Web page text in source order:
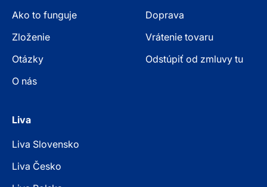
Ako to funguje
Zloženie
Otázky
O nás
Doprava
Vrátenie tovaru
Odstúpiť od zmluvy tu
Liva
Liva Slovensko
Liva Česko